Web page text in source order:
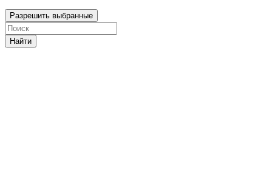
Разрешить выбранные
Найти